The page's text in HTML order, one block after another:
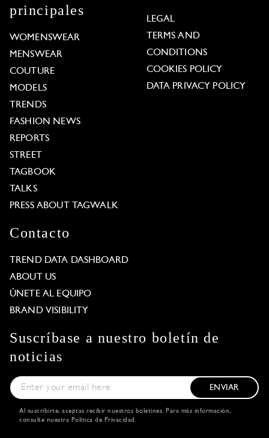
principales
WOMENSWEAR
MENSWEAR
COUTURE
MODELS
TRENDS
FASHION NEWS
REPORTS
STREET
TAGBOOK
TALKS
PRESS ABOUT TAGWALK
LEGAL
TERMS AND
CONDITIONS
COOKIES POLICY
DATA PRIVACY POLICY
Contacto
TREND DATA DASHBOARD
ABOUT US
ÚNETE AL EQUIPO
BRAND VISIBILITY
Suscríbase a nuestro boletín de
noticias
ENVIAR
Al suscribirte, aceptas recibir nuestros boletines. Para más información,
consulte nuestra Política de Privacidad .